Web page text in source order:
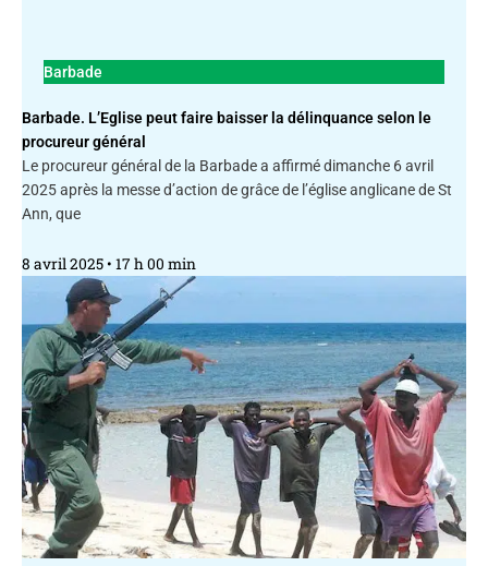
Barbade
Barbade. L’Eglise peut faire baisser la délinquance selon le
procureur général
Le procureur général de la Barbade a affirmé dimanche 6 avril
2025 après la messe d’action de grâce de l’église anglicane de St
Ann, que
8 avril 2025 17 h 00 min